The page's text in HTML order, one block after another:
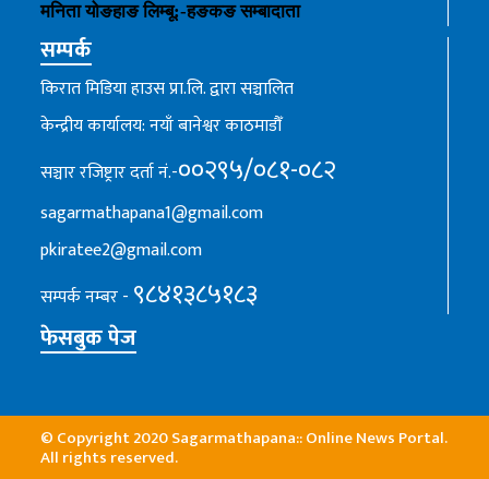
मनिता योङहाङलिम्बू:-हङकङ सम्बादाता
सम्पर्क
किरात मिडिया हाउस प्रा.लि. द्वारा सञ्चालित
केन्द्रीय कार्यालय: नयाँ बानेश्वर काठमाडौँ
सञ्चार रजिष्ट्रार दर्ता नं.-००२९५/०८१-०८२
sagarmathapana1@gmail.com
pkiratee2@gmail.com
सम्पर्क नम्बर - ९८४१३८५१८३
फेसबुक पेज
© Copyright 2020 Sagarmathapana:: Online News Portal.
All rights reserved.